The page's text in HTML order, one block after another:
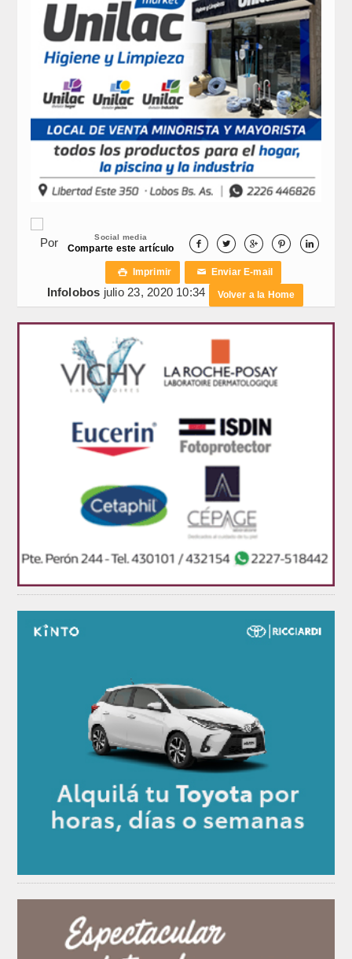
Social media
Comparte este artículo     
 Imprimir ✉ Enviar E-mail
Por
Infolobos julio 23, 2020 10:34 Volver a la Home